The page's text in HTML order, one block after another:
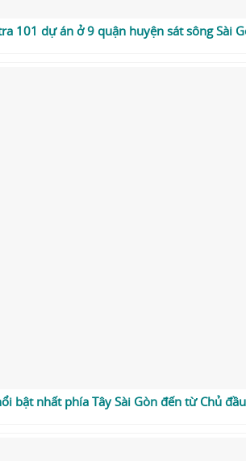
101 dự án ở 9 quận huyện sát sông Sài
bật nhất phía Tây Sài Gòn đến từ Chủ